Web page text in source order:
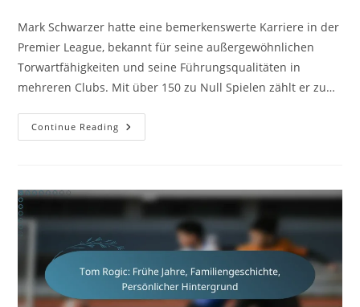
Mark Schwarzer hatte eine bemerkenswerte Karriere in der
Premier League, bekannt für seine außergewöhnlichen
Torwartfähigkeiten und seine Führungsqualitäten in
mehreren Clubs. Mit über 150 zu Null Spielen zählt er zu…
Continue Reading Mark
Schwarzer:
Null-
Spiele,
Karriere-
Highlights